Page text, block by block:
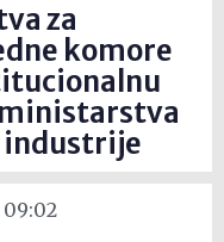
za
komore
industrije
09:02